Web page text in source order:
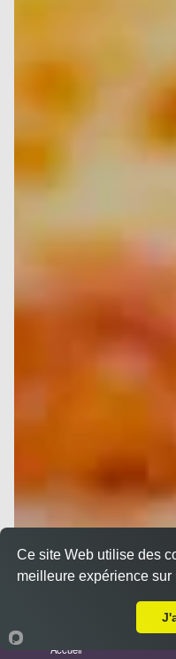
Accueil
Ce site Web utilise des
meilleure expérience sur